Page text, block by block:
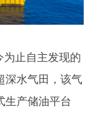
为止自主发现的
深水气田，该气
生产储油平台